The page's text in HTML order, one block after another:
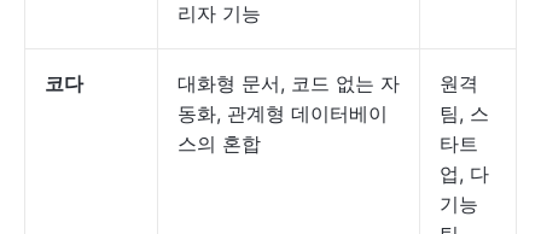
리자 기능
코다
대화형 문서, 코드 없는 자
동화, 관계형 데이터베이
스의 혼합
원격
팀, 스
타트
업, 다
기능